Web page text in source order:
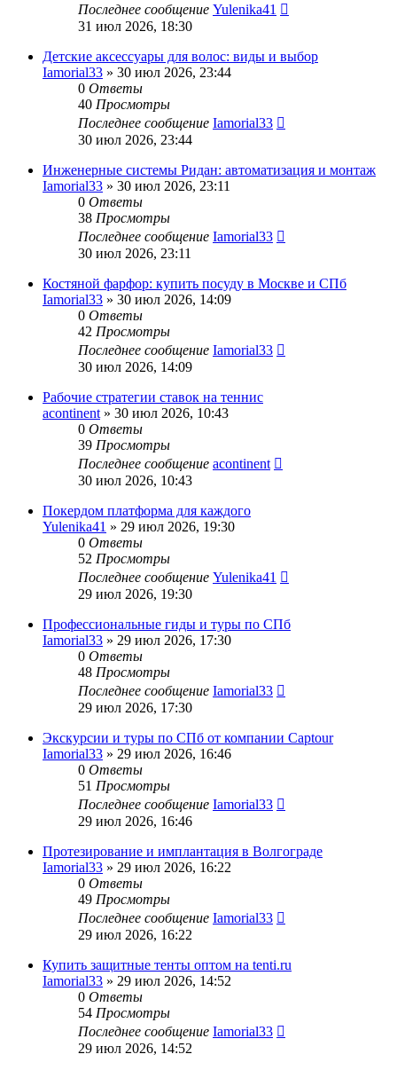
Последнее сообщение Yulenika41
31 июл 2026, 18:30
Детские аксессуары для волос: виды и выбор
Iamorial33 » 30 июл 2026, 23:44
0 Ответы
40 Просмотры
Последнее сообщение Iamorial33
30 июл 2026, 23:44
Инженерные системы Ридан: автоматизация и монтаж
Iamorial33 » 30 июл 2026, 23:11
0 Ответы
38 Просмотры
Последнее сообщение Iamorial33
30 июл 2026, 23:11
Костяной фарфор: купить посуду в Москве и СПб
Iamorial33 » 30 июл 2026, 14:09
0 Ответы
42 Просмотры
Последнее сообщение Iamorial33
30 июл 2026, 14:09
Рабочие стратегии ставок на теннис
acontinent » 30 июл 2026, 10:43
0 Ответы
39 Просмотры
Последнее сообщение acontinent
30 июл 2026, 10:43
Покердом платформа для каждого
Yulenika41 » 29 июл 2026, 19:30
0 Ответы
52 Просмотры
Последнее сообщение Yulenika41
29 июл 2026, 19:30
Профессиональные гиды и туры по СПб
Iamorial33 » 29 июл 2026, 17:30
0 Ответы
48 Просмотры
Последнее сообщение Iamorial33
29 июл 2026, 17:30
Экскурсии и туры по СПб от компании Captour
Iamorial33 » 29 июл 2026, 16:46
0 Ответы
51 Просмотры
Последнее сообщение Iamorial33
29 июл 2026, 16:46
Протезирование и имплантация в Волгограде
Iamorial33 » 29 июл 2026, 16:22
0 Ответы
49 Просмотры
Последнее сообщение Iamorial33
29 июл 2026, 16:22
Купить защитные тенты оптом на tenti.ru
Iamorial33 » 29 июл 2026, 14:52
0 Ответы
54 Просмотры
Последнее сообщение Iamorial33
29 июл 2026, 14:52